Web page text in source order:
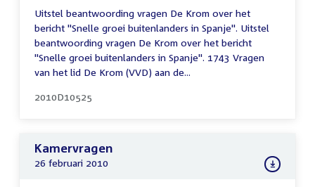
Uitstel beantwoording vragen De Krom over het
bericht "Snelle groei buitenlanders in Spanje". Uitstel
beantwoording vragen De Krom over het bericht
"Snelle groei buitenlanders in Spanje". 1743 Vragen
van het lid De Krom (VVD) aan de...
2010D10525
Kamervragen
26 februari 2010